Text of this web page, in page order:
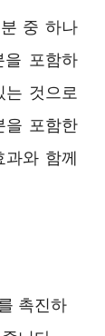
중 하나
을 포함하
것으로
을 포함한
과와 함께
촉진하